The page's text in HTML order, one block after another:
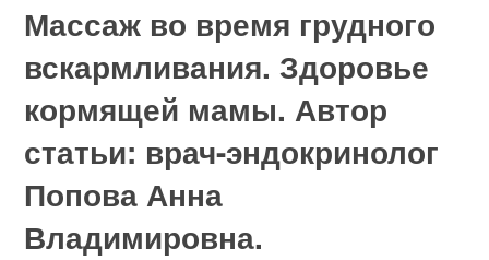
Массаж во время грудного
вскармливания. Здоровье
кормящей мамы. Автор
статьи: врач-эндокринолог
Попова Анна
Владимировна.